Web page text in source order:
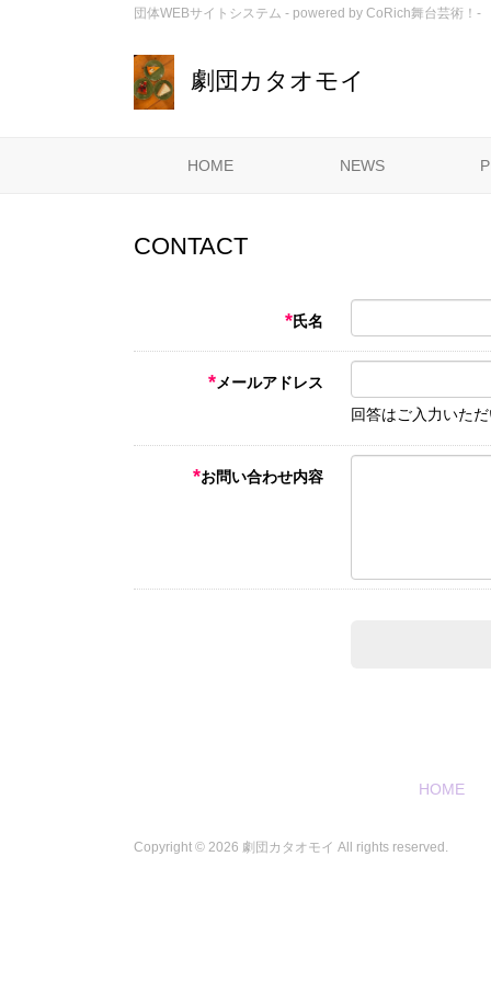
団体WEBサイトシステム - powered by CoRich舞台芸術！-
劇団カタオモイ
HOME NEWS
CONTACT
*氏名
*メールアドレス
回答はご入力いた
*お問い合わせ内容
HOME
Copyright © 2026 劇団カタオモイ All rights reserved.